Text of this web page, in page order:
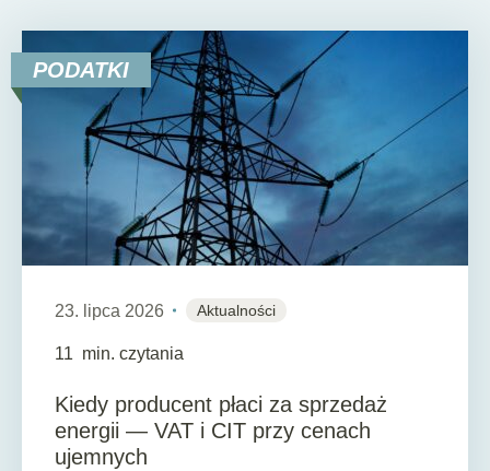
PODATKI
23. lipca 2026 Aktualności
11 min. czytania
Kiedy producent płaci za sprzedaż
energii — VAT i CIT przy cenach
ujemnych